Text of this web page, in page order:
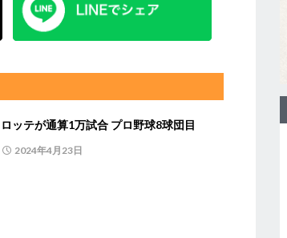
ロッテが通算1万試合 プロ野球8球団目
2024年4月23日